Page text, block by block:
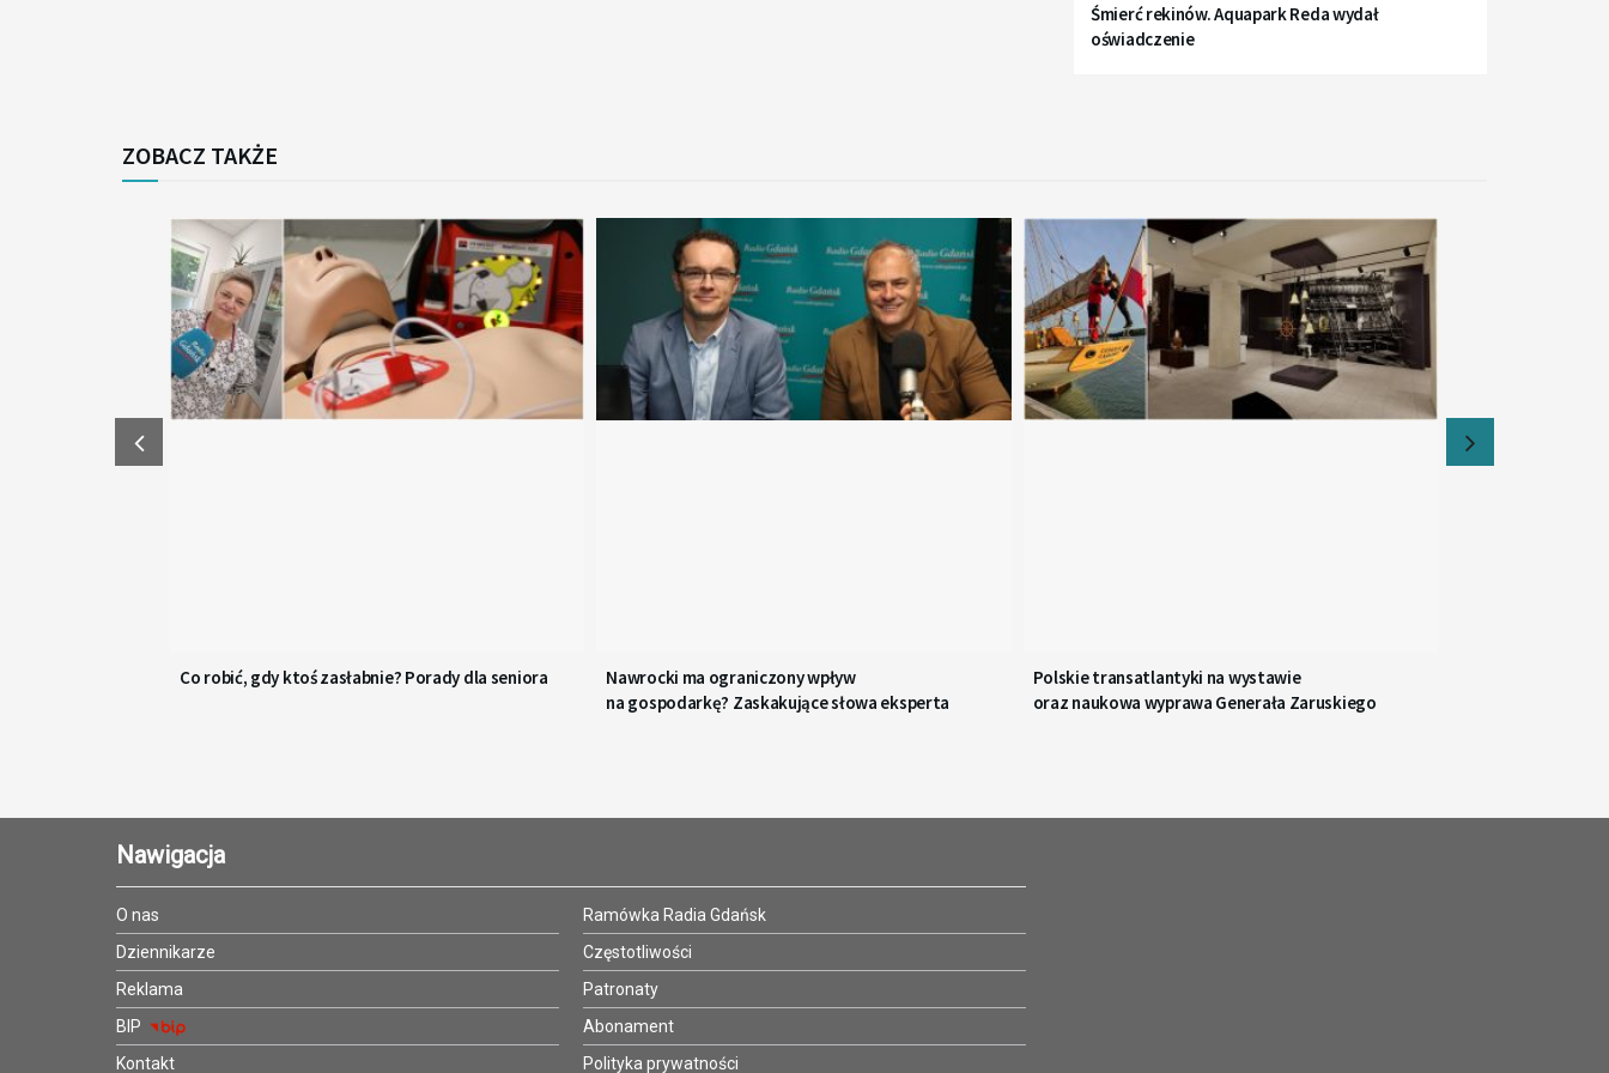
Śmierć rekinów. Aquapark Reda wydał
oświadczenie
ZOBACZ TAKŻE
Co robić, gdy ktoś zasłabnie? Porady dla seniora
Nawrocki ma ograniczony wpływ
na gospodarkę? Zaskakujące słowa eksperta
Polskie transatlantyki na wystawie
oraz naukowa wyprawa Generała Zaruskiego
Nawigacja
O nas
Dziennikarze
Reklama
BIP
Kontakt
Ramówka Radia Gdańsk
Częstotliwości
Patronaty
Abonament
Polityka prywatności